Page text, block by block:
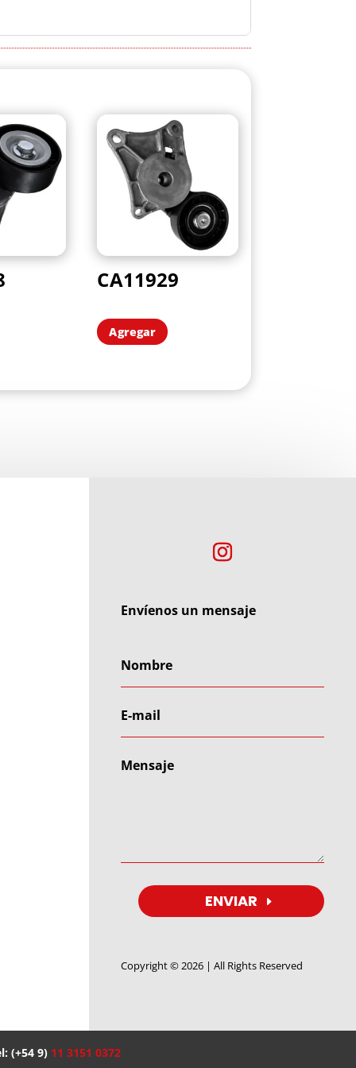
CA11929
Agregar
Envíenos un mensaje
ENVIAR
Copyright © 2026 | All Rights Reserved
(+54 9) 11 3151 0372